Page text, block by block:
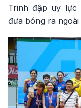
Trinh đập uy lực
đưa bóng ra ngoài